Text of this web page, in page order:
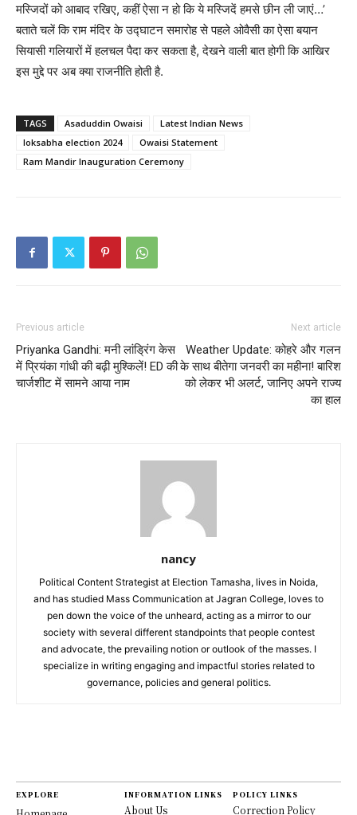
मस्जिदों को आबाद रखिए, कहीं ऐसा न हो कि ये मस्जिदें हमसे छीन ली जाएं…’
बताते चलें कि राम मंदिर के उद्घाटन समारोह से पहले ओवैसी का ऐसा बयान
सियासी गलियारों में हलचल पैदा कर सकता है, देखने वाली बात होगी कि आखिर
इस मुद्दे पर अब क्या राजनीति होती है.
TAGS Asaduddin Owaisi
Latest Indian News
loksabha election 2024
Owaisi Statement
Ram Mandir Inauguration Ceremony
Previous article
Priyanka Gandhi: मनी लांड्रिंग केस
में प्रियंका गांधी की बढ़ी मुश्किलें! ED की
चार्जशीट में सामने आया नाम
Next article
Weather Update: कोहरे और गलन
के साथ बीतेगा जनवरी का महीना! बारिश
को लेकर भी अलर्ट, जानिए अपने राज्य
का हाल
nancy
Political Content Strategist at Election Tamasha, lives in Noida,
and has studied Mass Communication at Jagran College, loves to
pen down the voice of the unheard, acting as a mirror to our
society with several different standpoints that people contest
and advocate, the prevailing notion or outlook of the masses. I
specialize in writing engaging and impactful stories related to
governance, policies and general politics.
EXPLORE INFORMATION LINKS
About Us
POLICY LINKS
Correction Policy